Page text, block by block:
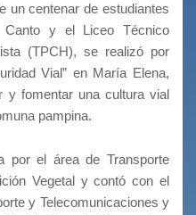
un centenar de estudiantes
y el Liceo Técnico
(TPCH), se realizó por
Vial” en María Elena,
y fomentar una cultura vial
pampina.
por el área de Transporte
Vegetal y contó con el
y Telecomunicaciones y